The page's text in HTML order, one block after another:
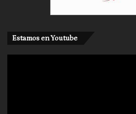
Estamos en Youtube